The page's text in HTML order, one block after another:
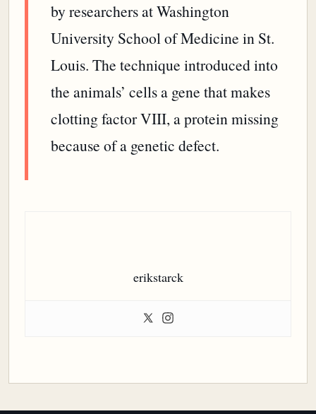
by researchers at Washington
University School of Medicine in St.
Louis. The technique introduced into
the animals’ cells a gene that makes
clotting factor VIII, a protein missing
because of a genetic defect.
erikstarck